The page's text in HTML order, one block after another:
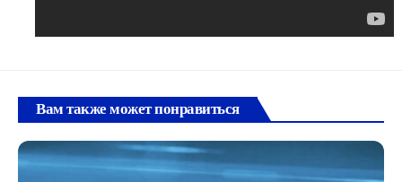
Вам также может понравиться